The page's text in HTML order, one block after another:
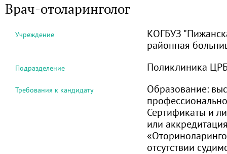
Врач-отоларинголог
Учреждение
КОГБУЗ
районная
Подразделение Поликлиника
Требования к кандидату Образование:
Сертификаты и
или
отсутствии